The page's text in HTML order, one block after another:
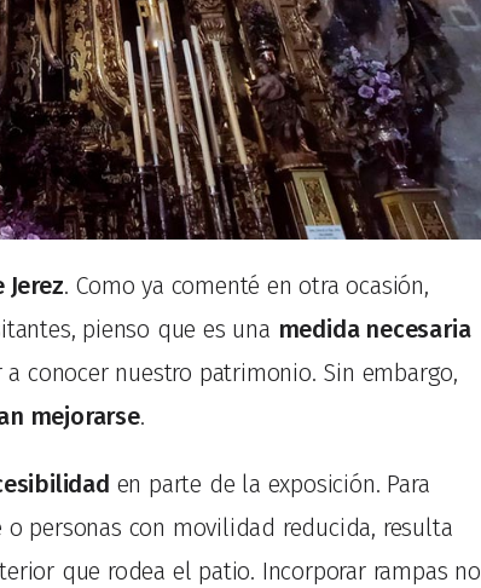
Jerez. Como ya comenté en otra ocasión,
pienso que es una medida necesaria
conocer nuestro patrimonio. Sin embargo,
mejorarse.
en parte de la exposición. Para
personas con movilidad reducida, resulta
que rodea el patio. Incorporar rampas no